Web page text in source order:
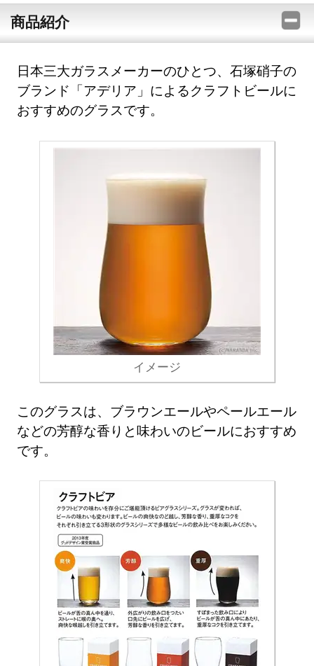
商品紹介
日本三大ガラスメーカーのひとつ、石塚硝子の
ブランド「アデリア」によるクラフトビールに
おすすめのグラスです。
イメージ
このグラスは、ブラウンエールやペールエール
などの芳醇な香りと味わいのビールにおすすめ
です。